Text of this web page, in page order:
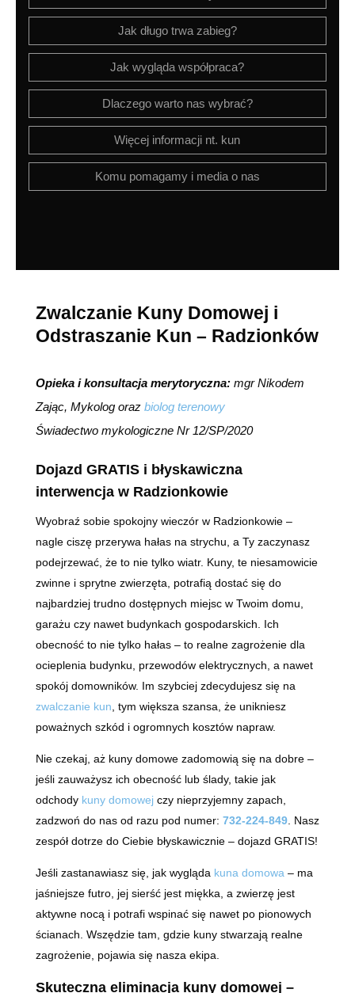
Jak długo trwa zabieg?
Jak wygląda współpraca?
Dlaczego warto nas wybrać?
Więcej informacji nt. kun
Komu pomagamy i media o nas
Zwalczanie Kuny Domowej i
Odstraszanie Kun – Radzionków
Opieka i konsultacja merytoryczna:mgr Nikodem
Zając, Mykolog oraz biolog terenowy
Świadectwo mykologiczne Nr 12/SP/2020
Dojazd GRATIS i błyskawiczna
interwencja w Radzionkowie
Wyobraź sobie spokojny wieczór w Radzionkowie –
nagle ciszę przerywa hałas na strychu, a Ty zaczynasz
podejrzewać, że to nie tylko wiatr. Kuny, te niesamowicie
zwinne i sprytne zwierzęta, potrafią dostać się do
najbardziej trudno dostępnych miejsc w Twoim domu,
garażu czy nawet budynkach gospodarskich. Ich
obecność to nie tylko hałas – to realne zagrożenie dla
ocieplenia budynku, przewodów elektrycznych, a nawet
spokój domowników. Im szybciej zdecydujesz się na
zwalczanie kun , tym większa szansa, że unikniesz
poważnych szkód i ogromnych kosztów napraw.
Nie czekaj, aż kuny domowe zadomowią się na dobre –
jeśli zauważysz ich obecność lub ślady, takie jak
odchody kuny domowejczy nieprzyjemny zapach,
zadzwoń do nas od razu pod numer: 732-224-849. Nasz
zespół dotrze do Ciebie błyskawicznie – dojazd GRATIS!
Jeśli zastanawiasz się, jak wygląda kuna domowa – ma
jaśniejsze futro, jej sierść jest miękka, a zwierzę jest
aktywne nocą i potrafi wspinać się nawet po pionowych
ścianach. Wszędzie tam, gdzie kuny stwarzają realne
zagrożenie, pojawia się nasza ekipa.
Skuteczna eliminacja kuny domowej –